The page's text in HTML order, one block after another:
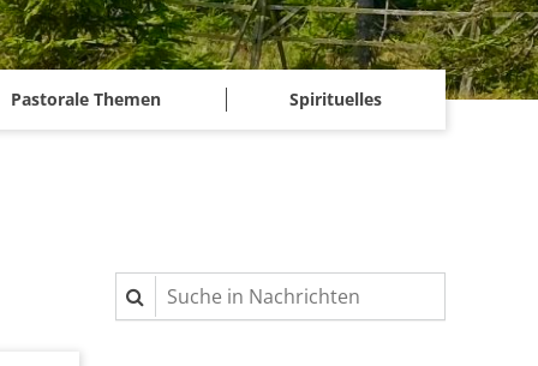
Pastorale Themen Spirituelles
Suche in Nachrichten